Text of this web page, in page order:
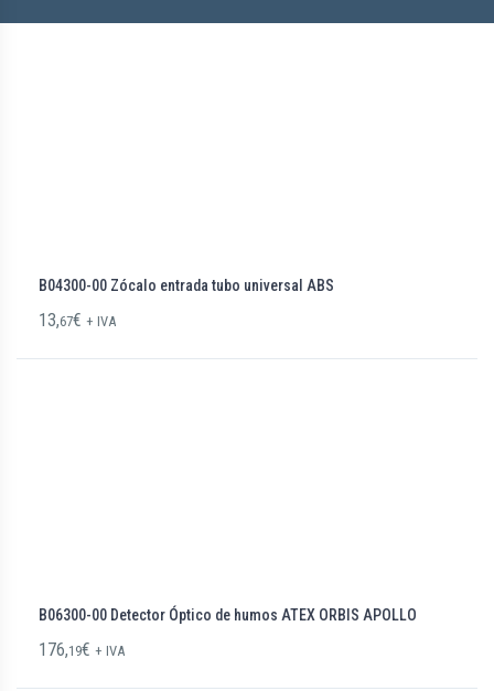
B04300-00 Zócalo entrada tubo universal ABS
13,67€ + IVA
B06300-00 Detector Óptico de humos ATEX ORBIS APOLLO
176,19€ + IVA